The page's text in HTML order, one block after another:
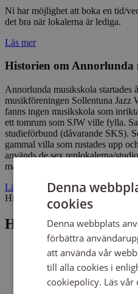
Ni har möjlighet att boka en tid/
det bra när lokalerna är lediga.
Läs mer
Historien om Annorlunda
Annorlunda musikskola startades
musikföreningen Sollentuna Jazz
fanns ingen musikskola som
ett tomrum som SJW ville fylla.
studieförbund (dåvarande SKS).
gammal villa som rustades upp
används de sex replokalerna/
många olika musikutövare i
Läs mer
Hitta
Här finns
Denna
cookies
Denna webbplats
förbättra
att använda vår
till alla cookies i
cookiepolicy. Läs vår